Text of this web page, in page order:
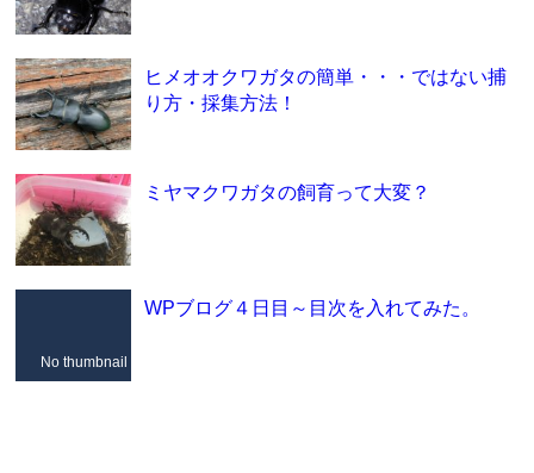
ヒメオオクワガタの簡単・・・ではない捕
り方・採集方法！
ミヤマクワガタの飼育って大変？
No thumbnail
WPブログ４日目～目次を入れてみた。